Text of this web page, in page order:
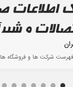
فهرست شرکت ها و فروشگاه ها